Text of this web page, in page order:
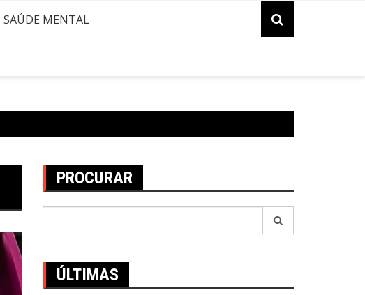
SAÚDE MENTAL
PROCURAR
ÚLTIMAS